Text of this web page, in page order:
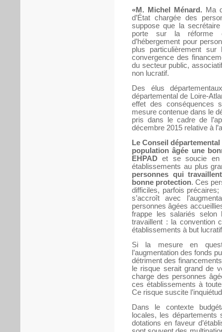
«M. Michel Ménard. Ma
d’État chargée des
suppose que la
porte sur la réforme
d’hébergement pour
plus particulièrement
convergence des
du secteur public,
non lucratif.
Des élus
départemental de Loire-
effet des conséquences
mesure contenue dans le
pris dans le cadre de
décembre 2015 relative à
Le Conseil
population âgée une
EHPAD et se soucie en
établissements au plus
personnes qui
bonne protection. Ces
difficiles, parfois
s’accroît avec
personnes âgées
frappe les salariés selon
travaillent : la convention
établissements à but
Si la mesure en
l’augmentation des fonds
détriment des
le risque serait grand de
charge des personnes
ces établissements à
Ce risque suscite
Dans le contexte
locales, les départements
dotations en faveur